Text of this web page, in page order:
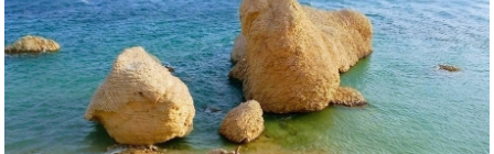
webcams
Incontra Croazia
musei